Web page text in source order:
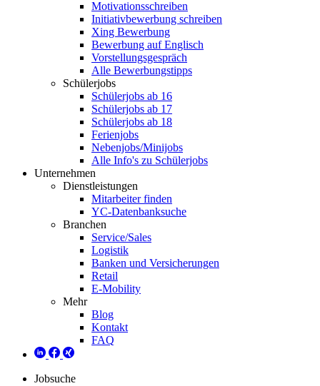
Motivationsschreiben
Initiativbewerbung schreiben
Xing Bewerbung
Bewerbung auf Englisch
Vorstellungsgespräch
Alle Bewerbungstipps
Schülerjobs
Schülerjobs ab 16
Schülerjobs ab 17
Schülerjobs ab 18
Ferienjobs
Nebenjobs/Minijobs
Alle Info's zu Schülerjobs
Unternehmen
Dienstleistungen
Mitarbeiter finden
YC-Datenbanksuche
Branchen
Service/Sales
Logistik
Banken und Versicherungen
Retail
E-Mobility
Mehr
Blog
Kontakt
FAQ
Jobsuche